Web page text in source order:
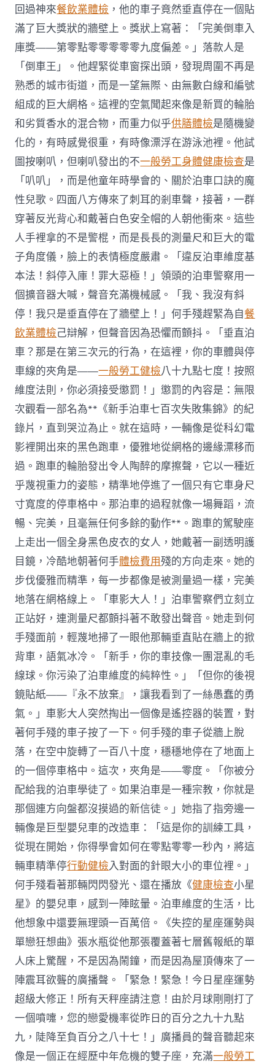
回過神來餐飲業體檢 ，他的車子竟然垂直停在一個貼
滿了巨大獎狀的牆壁上。獎狀上寫著：「完美倒車入
庫獎——第零點零零零零零九度偏差。」落款人是
「倒車王」。他趕緊從車窗探出頭，發現周圍不再是
熟悉的城市街道，而是一望無際、由無數白線和編號
組成的巨大網格。這裡的空氣聞起來像是新買的輪胎
和劣質香水的混合物，而重力似乎供膳體檢是隨機變
化的，有時感覺很重，有時像漂浮在游泳池裡。他試
圖按喇叭，但喇叭發出的不一般勞工身體健康檢查是
「叭叭」，而是他童年時學會的、關於泊車口訣的魔
性兒歌。四面八方傳來了刺耳的剎車聲，接著，一群
穿著反光背心和戴著白色安全帽的人朝他衝來。這些
人手裡拿的不是警棍，而是長長的測量尺和巨大的電
子角度儀，臉上的表情極度嚴肅。「違反泊車維度基
本法！斜停入庫！罪大惡極！」領頭的泊車警察用一
個擴音器大喊，聲音充滿機械感。「我、我沒有斜
停！我只是垂直停在了牆壁上！」何手殘趕緊為自餐
飲業體檢己辯解，但聲音因為恐懼而顫抖。「垂直泊
車？那是在第三次元的行為，在這裡，你的車體與停
車線的夾角是——一般勞工健檢八十九點七度！按照
維度法則，你必須接受懲罰！」懲罰的內容是：無限
次觀看一部名為**《新手泊車七百次失敗集錦》的紀
錄片，直到哭泣為止。就在這時，一輛像是從科幻電
影裡開出來的黑色跑車，優雅地從網格的邊緣漂移而
過。跑車的輪胎發出令人陶醉的摩擦聲，它以一種近
乎蔑視重力的姿態，精準地停進了一個只有它車身尺
寸寬度的停車格中。那泊車的過程就像一場舞蹈，流
暢、完美，且毫無任何多餘的動作**。跑車的駕駛座
上走出一個全身黑色皮衣的女人，她戴著一副透明護
目鏡，冷酷地朝著何手體檢費用殘的方向走來。她的
步伐優雅而精準，每一步都像是被測量過一樣，完美
地落在網格線上。「車影大人！」泊車警察們立刻立
正站好，連測量尺都顫抖著不敢發出聲音。她走到何
手殘面前，輕蔑地掃了一眼他那輛垂直貼在牆上的掀
背車，語氣冰冷。「新手，你的車技像一團混亂的毛
線球。你污染了泊車維度的純粹性。」「但你的後視
鏡貼紙——『永不放棄』，讓我看到了一絲愚蠢的勇
氣。」車影大人突然掏出一個像是遙控器的裝置，對
著何手殘的車子按了一下。何手殘的車子從牆上脫
落，在空中旋轉了一百八十度，穩穩地停在了地面上
的一個停車格中。這次，夾角是——零度。「你被分
配給我的泊車學徒了。如果泊車是一種宗教，你就是
那個連方向盤都沒摸過的新信徒。」她指了指旁邊一
輛像是巨型嬰兒車的改造車：「這是你的訓練工具，
從現在開始，你得學會如何在零點零零一秒內，將這
輛車精準停行動健檢入對面的針眼大小的車位裡。」
何手殘看著那輛閃閃發光、還在播放《健康檢查小星
星》的嬰兒車，感到一陣眩暈。泊車維度的生活，比
他想象中還要無理頭一百萬倍。《失控的星座運勢與
單戀狂想曲》張水瓶從他那張覆蓋著七層舊報紙的單
人床上驚醒，不是因為鬧鐘，而是因為屋頂傳來了一
陣震耳欲聾的廣播聲。「緊急！緊急！今日星座運勢
超級大修正！所有天秤座請注意！由於月球剛剛打了
一個噴嚏，您的戀愛機率從昨日的百分之九十九點
九，陡降至負百分之八十七！」廣播員的聲音聽起來
像是一個正在經歷中年危機的雙子座，充滿一般勞工